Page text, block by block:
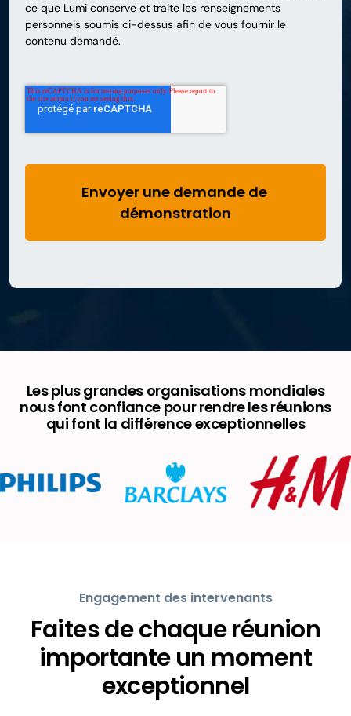
ce que Lumi conserve et traite les renseignements
personnels soumis ci-dessus afin de vous fournir le
contenu demandé.
Les plus grandes organisations mondiales
nous font confiance pour rendre les réunions
qui font la différence exceptionnelles
Engagement des intervenants
Faites de chaque réunion
importante un moment
exceptionnel